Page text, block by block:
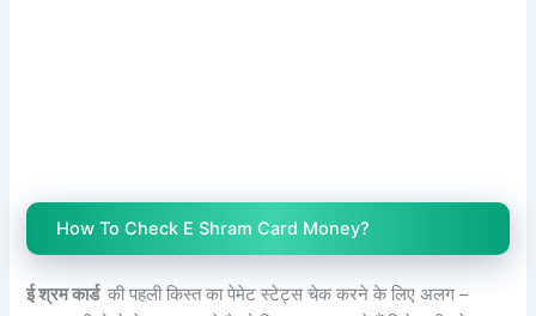
How To Check E Shram Card Money?
ई श्रम कार्ड की पहली किस्त का पेमेट स्टेट्स चेक करने के लिए अलग –